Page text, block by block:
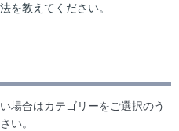
を教えてください。
場合はカテゴリーをご選択のう
い。